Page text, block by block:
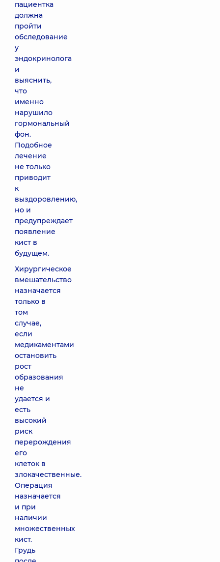
пациентка
должна
пройти
обследование
у
эндокринолога
и
выяснить,
что
именно
нарушило
гормональный
фон.
Подобное
лечение
не только
приводит
к
выздоровлению,
но и
предупреждает
появление
кист в
будущем.
Хирургическое
вмешательство
назначается
только в
том
случае,
если
медикаментами
остановить
рост
образования
не
удается и
есть
высокий
риск
перерождения
его
клеток в
злокачественные.
Операция
назначается
и при
наличии
множественных
кист.
Грудь